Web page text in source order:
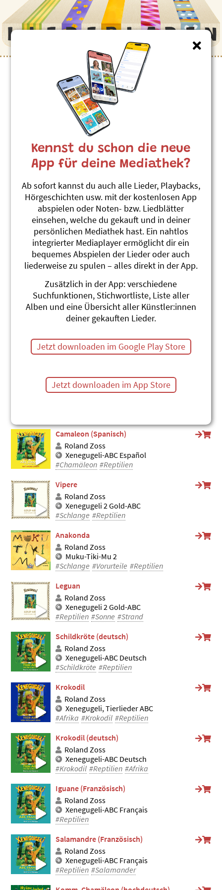
Kinderlieder zum Thema
”Reptilien”
Anaconda (Französisch)
Roland Zoss
Xenegugeli-ABC Français
#Schlange #Reptilien
Chameleon (Englisch)
Roland Zoss
Xenegugeli-ABC English
#Englisch #Chamäleon #Reptilien
Anaconda (Spanisch)
Roland Zoss
Xenegugeli-ABC Español
#Schlange #Reptilien
Iguana (Spanisch)
Roland Zoss
Xenegugeli-ABC Español
#Reptilien
Roland Zoss
Xenegugeli-ABC Français
Iguana (Englisch)
Roland Zoss
Camaleon (Spanisch)
Roland Zoss
Xenegugeli-ABC Español
#Chamäleon #Reptilien
Vipere
Roland Zoss
Xenegugeli 2 Gold-ABC
#Schlange #Reptilien
Anakonda
Roland Zoss
Muku-Tiki-Mu 2
#Schlange #Vorurteile #Reptilien
Leguan
Roland Zoss
Xenegugeli 2 Gold-ABC
#Reptilien #Sonne #Strand
Schildkröte (deutsch)
Roland Zoss
Xenegugeli-ABC Deutsch
#Schildkröte #Reptilien
Krokodil
Roland Zoss
Xenegugeli, Tierlieder ABC
#Afrika #Krokodil #Reptilien
Krokodil (deutsch)
Roland Zoss
Xenegugeli-ABC Deutsch
#Krokodil #Reptilien #Afrika
Iguane (Französisch)
Roland Zoss
Xenegugeli-ABC Français
#Reptilien
Salamandre (Französisch)
Roland Zoss
Xenegugeli-ABC Français
#Reptilien #Salamander
Kennst du schon die neue
App für deine Mediathek?
Ab sofort kannst du auch alle Lieder, Playbacks,
Hörgeschichten usw. mit der kostenlosen App
abspielen oder Noten- bzw. Liedblätter
einsehen, welche du gekauft und in deiner
persönlichen Mediathek hast. Ein nahtlos
integrierter Mediaplayer ermöglicht dir ein
bequemes Abspielen der Lieder oder auch
liederweise zu spulen – alles direkt in der App.
Zusätzlich in der App: verschiedene
Suchfunktionen, Stichwortliste, Liste aller
Alben und eine Übersicht aller Künstler:innen
deiner gekauften Lieder.
Jetzt downloaden im Google Play Store
Jetzt downloaden im App Store